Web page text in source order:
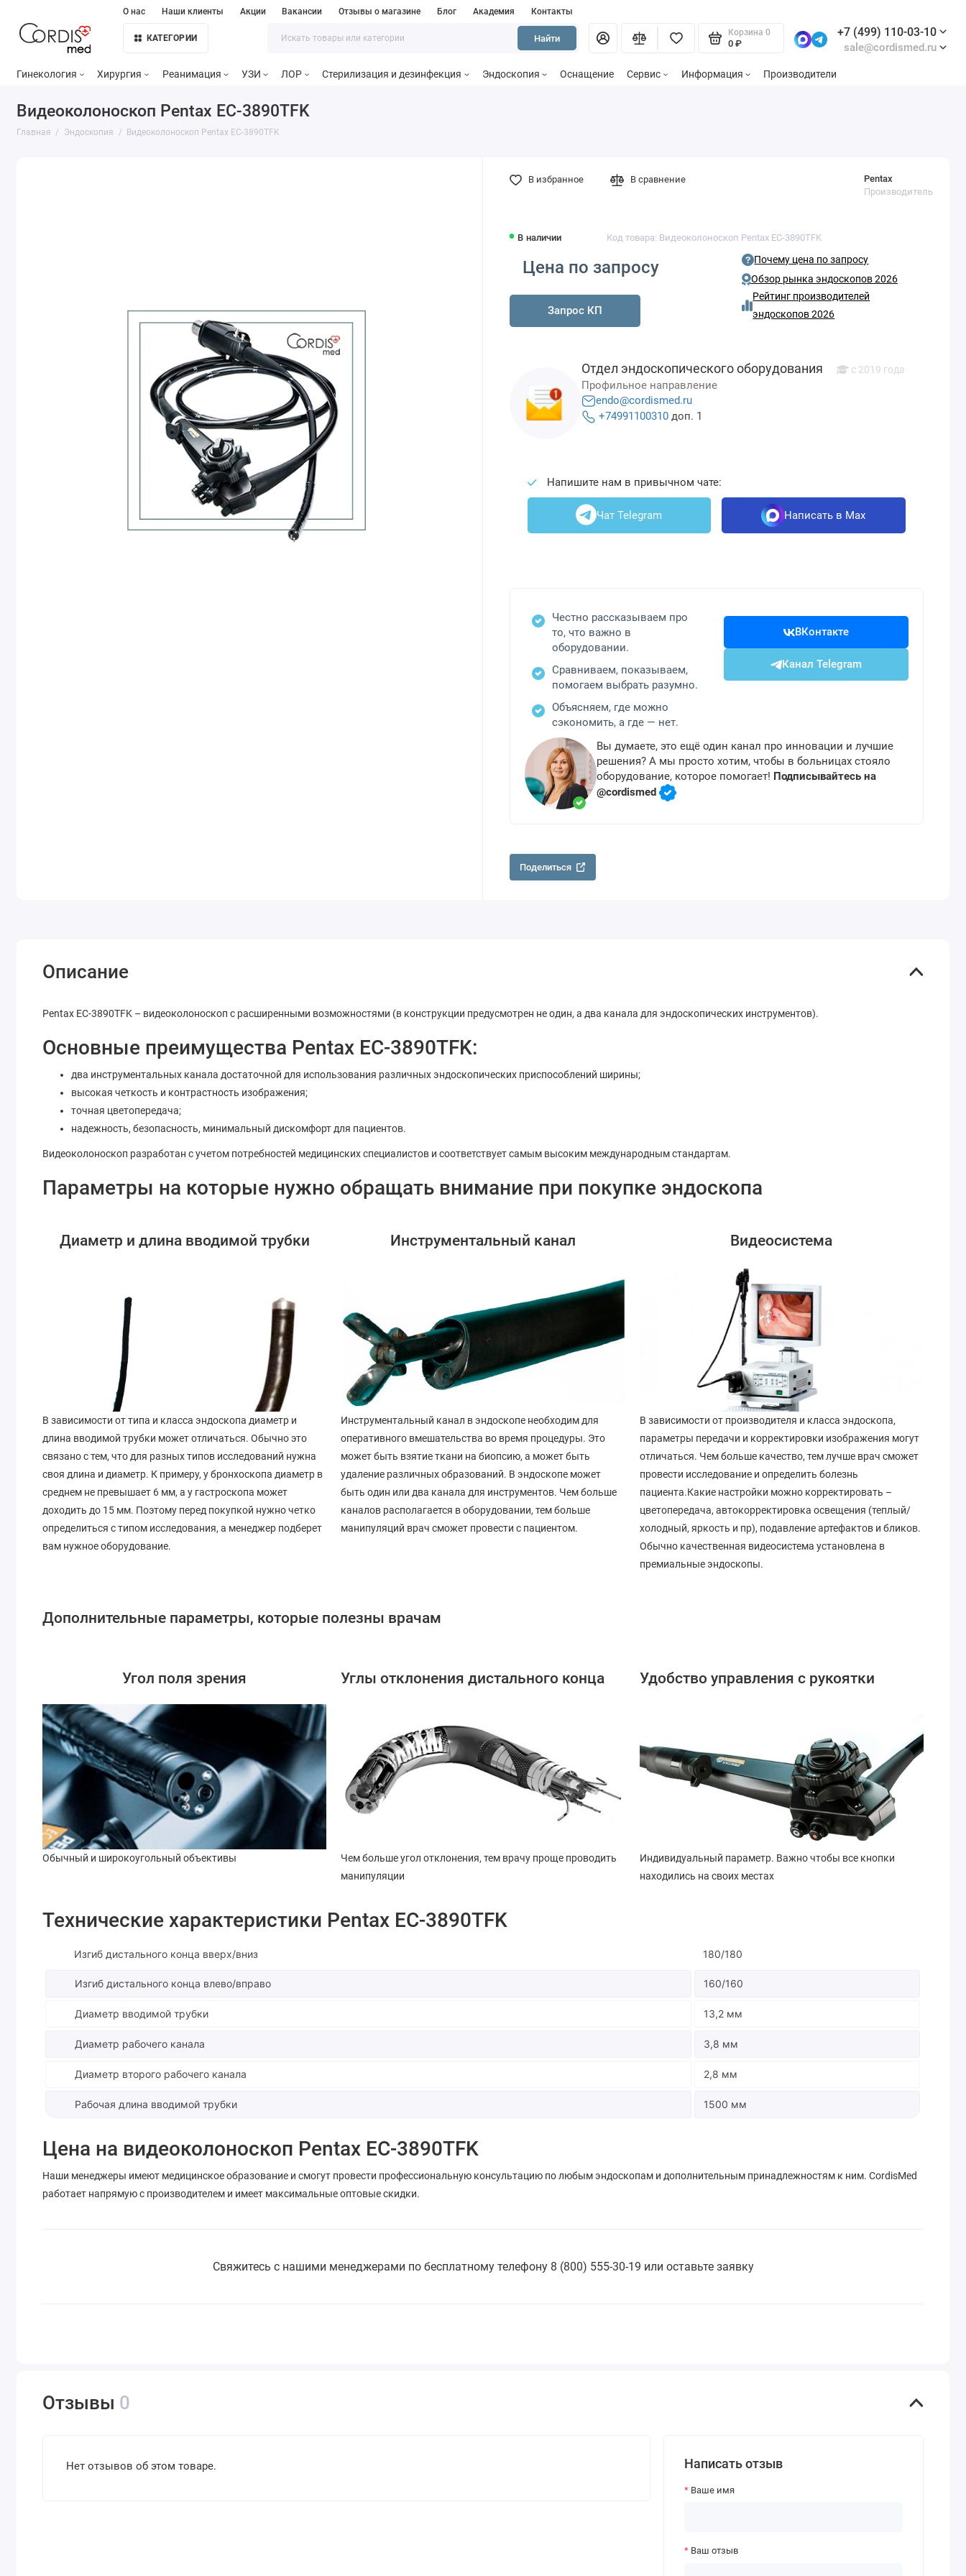
О нас Наши клиенты Акции Вакансии Отзывы о магазине Блог Академия Контакты
КАТЕГОРИИ Найти
Корзина 0
0 ₽
+7 (499) 110-03-10
sale@cordismed.ru
Гинекология Хирургия Реанимация УЗИ ЛОР Стерилизация и дезинфекция Эндоскопия Оснащение Сервис Информация Производители
Видеоколоноскоп Pentax EC-3890TFK
Главная Эндоскопия Видеоколоноскоп Pentax EC-3890TFK
В наличии Код товара: Видеоколоноскоп Pentax EC-3890TFK
Pentax
Производитель
Цена по запросу
Запрос КП
Почему цена по запросу
Обзор рынка эндоскопов 2026
Рейтинг производителей
эндоскопов 2026
В избранное В сравнение
Отдел эндоскопического оборудования с 2019 года
Профильное направление
endo@cordismed.ru
+74991100310 доп. 1
Напишите нам в привычном чате:
Чат Telegram Написать в Max
Честно рассказываем про
то, что важно в
оборудовании.
Сравниваем, показываем,
помогаем выбрать разумно.
Объясняем, где можно
сэкономить, а где — нет.
ВКонтакте
Канал Telegram
Вы думаете, это ещё один канал про инновации и лучшие
решения? А мы просто хотим, чтобы в больницах стояло
оборудование, которое помогает! Подписывайтесь на
@cordismed
Поделиться
Описание
Pentax EC-3890TFK – видеоколоноскоп с расширенными возможностями (в конструкции предусмотрен не один, а два канала для эндоскопических инструментов).
Основные преимущества Pentax EC-3890TFK:
два инструментальных канала достаточной для использования различных эндоскопических приспособлений ширины;
высокая четкость и контрастность изображения;
точная цветопередача;
надежность, безопасность, минимальный дискомфорт для пациентов.
Видеоколоноскоп разработан с учетом потребностей медицинских специалистов и соответствует самым высоким международным стандартам.
Параметры на которые нужно обращать внимание при покупке эндоскопа
Диаметр и длина вводимой трубки
В зависимости от типа и класса эндоскопа диаметр и
длина вводимой трубки может отличаться. Обычно это
связано с тем, что для разных типов исследований нужна
своя длина и диаметр. К примеру, у бронхоскопа диаметр в
среднем не превышает 6 мм, а у гастроскопа может
доходить до 15 мм. Поэтому перед покупкой нужно четко
определиться с типом исследования, а менеджер подберет
вам нужное оборудование.
Инструментальный канал
Инструментальный канал в эндоскопе необходим для
оперативного вмешательства во время процедуры. Это
может быть взятие ткани на биопсию, а может быть
удаление различных образований. В эндоскопе может
быть один или два канала для инструментов. Чем больше
каналов располагается в оборудовании, тем больше
манипуляций врач сможет провести с пациентом.
Видеосистема
В зависимости от производителя и класса эндоскопа,
параметры передачи и корректировки изображения могут
отличаться. Чем больше качество, тем лучше врач сможет
провести исследование и определить болезнь
пациента.Какие настройки можно корректировать –
цветопередача, автокорректировка освещения (теплый/
холодный, яркость и пр), подавление артефактов и бликов.
Обычно качественная видеосистема установлена в
премиальные эндоскопы.
Дополнительные параметры, которые полезны врачам
Угол поля зрения
Обычный и широкоугольный объективы
Углы отклонения дистального конца
Чем больше угол отклонения, тем врачу проще проводить
манипуляции
Удобство управления с рукоятки
Индивидуальный параметр. Важно чтобы все кнопки
находились на своих местах
Технические характеристики Pentax EC-3890TFK
Изгиб дистального конца вверх/вниз 180/180
Изгиб дистального конца влево/вправо 160/160
Диаметр вводимой трубки 13,2 мм
Диаметр рабочего канала 3,8 мм
Диаметр второго рабочего канала 2,8 мм
Рабочая длина вводимой трубки 1500 мм
Цена на видеоколоноскоп Pentax EC-3890TFK
Наши менеджеры имеют медицинское образование и смогут провести профессиональную консультацию по любым эндоскопам и дополнительным принадлежностям к ним. CordisMed
работает напрямую с производителем и имеет максимальные оптовые скидки.
Свяжитесь с нашими менеджерами по бесплатному телефону 8 (800) 555-30-19 или оставьте заявку
Отзывы 0
Нет отзывов об этом товаре. Написать отзыв
Ваше имя
Ваш отзыв